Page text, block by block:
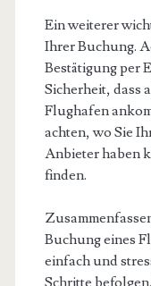
Ein weiterer
Ihrer Buchung.
Bestätigung per
Sicherheit, dass
Flughafen
achten, wo Sie
Anbieter haben
finden.
Buchung eines
einfach und
Schritte